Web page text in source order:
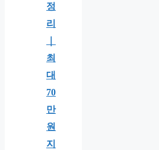
정
리
최
대
70
만
원
지